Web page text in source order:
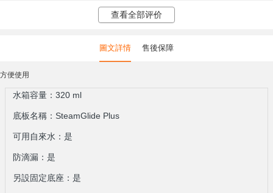
查看全部评价
圖文詳情 售後保障
方便使用
水箱容量：320 ml
底板名稱：SteamGlide Plus
可用自來水：是
防滴漏：是
另設固定底座：是